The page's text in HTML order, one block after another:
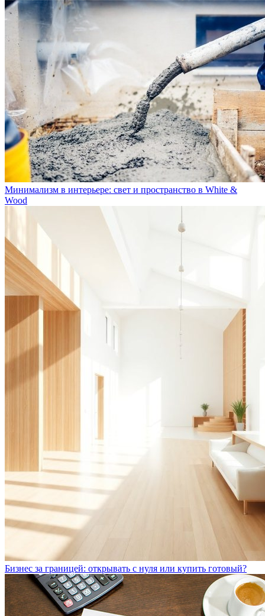
Минимализм в интерьере: свет и пространство в White &
Wood
Бизнес за границей: открывать с нуля или купить готовый?